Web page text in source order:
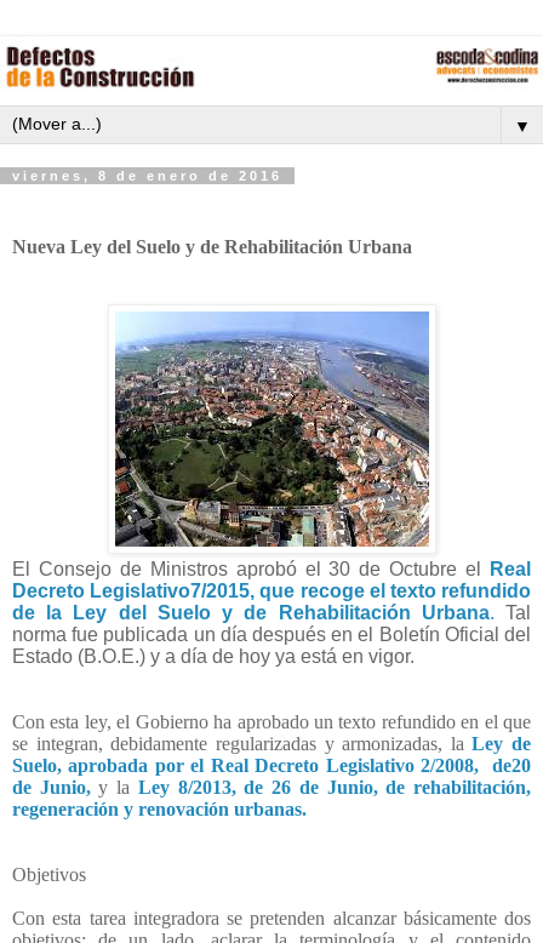
▼
viernes, 8 de enero de 2016
Nueva Ley del Suelo y de Rehabilitación Urbana
El Consejo de Ministros aprobó el 30 de Octubre el
Real
Decreto Legislativo7/2015, que recoge el texto refundido
de la Ley del Suelo y de Rehabilitación Urbana. Tal
norma fue publicada un día después en el Boletín Oficial del
Estado (B.O.E.) y a día de hoy ya está en vigor.
Con esta ley, el Gobierno ha aprobado un texto refundido en el que
se integran, debidamente regularizadas y armonizadas, laLey de
Suelo, aprobada por el Real Decreto Legislativo 2/2008, de20
de Junio,y la Ley 8/2013, de 26 de Junio, de rehabilitación,
regeneración y renovación urbanas.
Objetivos
Con esta tarea integradora se pretenden alcanzar básicamente dos